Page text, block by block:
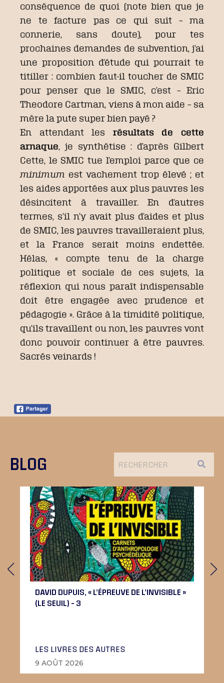
conséquence de quoi (note bien que je
ne te facture pas ce qui suit – ma
connerie, sans doute), pour tes
prochaines demandes de subvention, j’ai
une proposition d’étude qui pourrait te
titiller : combien faut-il toucher de SMIC
pour penser que le SMIC, c’est – Eric
Theodore Cartman, viens à mon aide – sa
mère la pute super bien payé ?
En attendant les résultats de cette
arnaque , je synthétise : d’après Gilbert
Cette, le SMIC tue l’emploi parce que ce
minimum est vachement trop élevé ; et
les aides apportées aux plus pauvres les
désincitent à travailler. En d’autres
termes, s’il n’y avait plus d’aides et plus
de SMIC, les pauvres travailleraient plus,
et la France serait moins endettée.
Hélas, « compte tenu de la charge
politique et sociale de ces sujets, la
réflexion qui nous paraît indispensable
doit être engagée avec prudence et
pédagogie ». Grâce à la timidité politique,
qu’ils travaillent ou non, les pauvres vont
donc pouvoir continuer à être pauvres.
Sacrés veinards !
BLOG
DAVID DUPUIS, « L’ÉPREUVE DE L’INVISIBLE »
(LE SEUIL) – 3
LES LIVRES DES AUTRES
9 AOÛT 2026